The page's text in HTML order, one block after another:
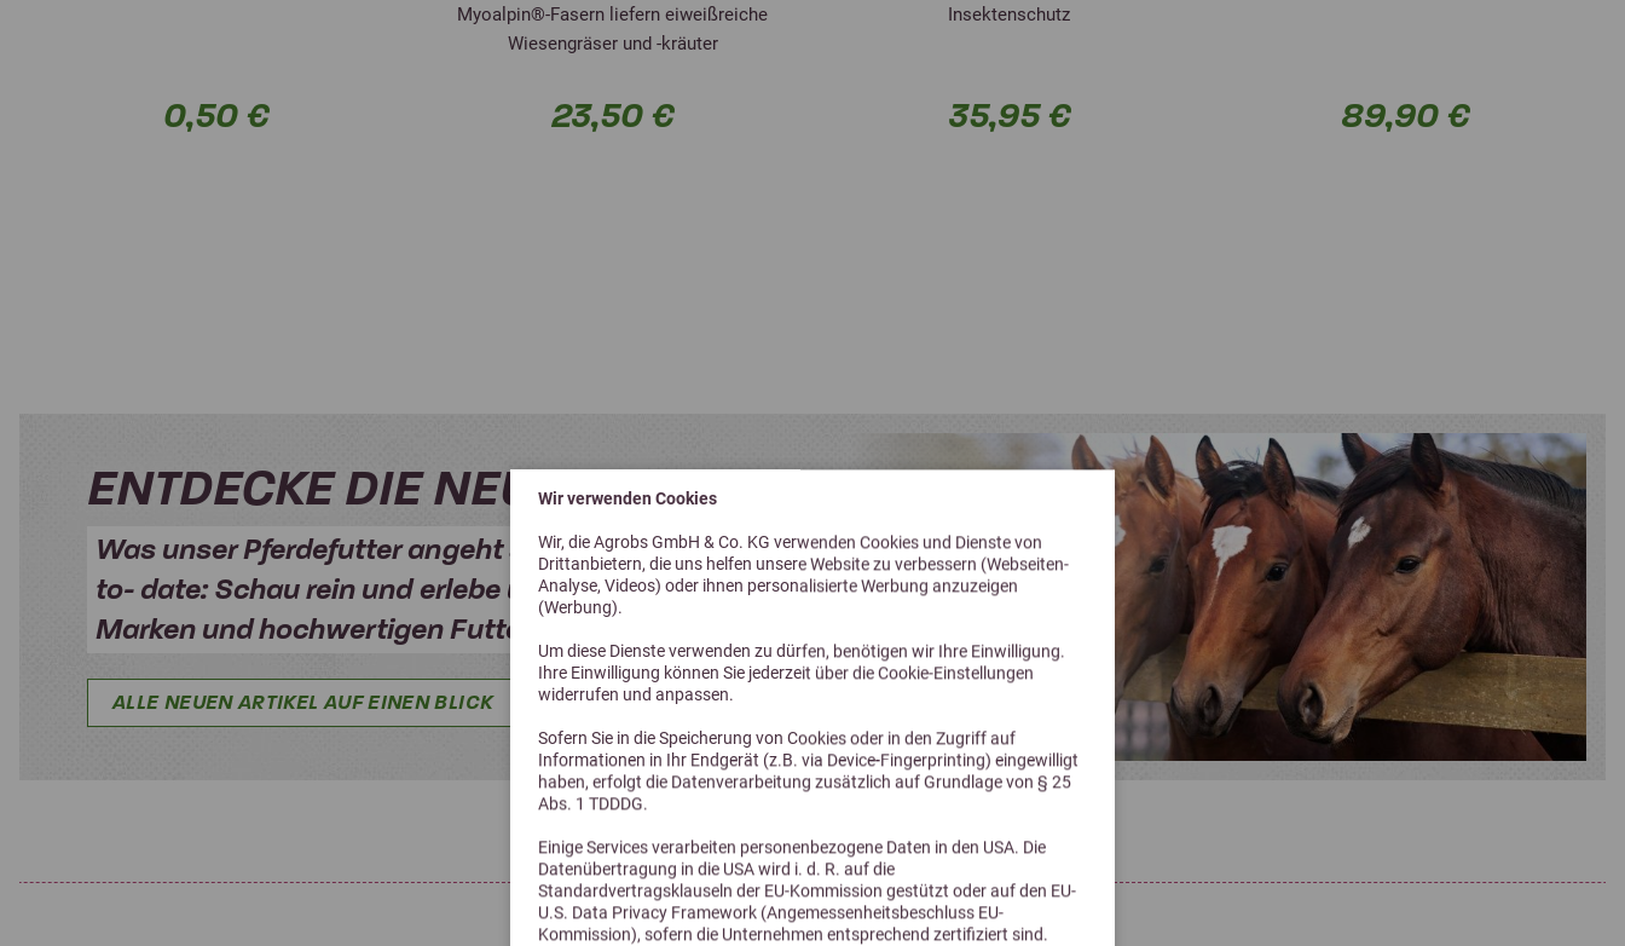
Wir verwenden Cookies
Wir, die Agrobs GmbH & Co. KG verwenden Cookies und Dienste von
Drittanbietern, die uns helfen unsere Website zu verbessern (Webseiten-
Analyse, Videos) oder ihnen personalisierte Werbung anzuzeigen
(Werbung).
Um diese Dienste verwenden zu dürfen, benötigen wir Ihre Einwilligung.
Ihre Einwilligung können Sie jederzeit über die Cookie-Einstellungen
widerrufen und anpassen.
Sofern Sie in die Speicherung von Cookies oder in den Zugriff auf
Informationen in Ihr Endgerät (z.B. via Device-Fingerprinting) eingewilligt
haben, erfolgt die Datenverarbeitung zusätzlich auf Grundlage von § 25
Abs. 1 TDDDG.
Einige Services verarbeiten personenbezogene Daten in den USA. Die
Datenübertragung in die USA wird i. d. R. auf die
Standardvertragsklauseln der EU-Kommission gestützt oder auf den EU-
U.S. Data Privacy Framework (Angemessenheitsbeschluss EU-
Kommission), sofern die Unternehmen entsprechend zertifiziert sind.
0,50 €
Myoalpin®-Fasern liefern eiweißreiche
Wiesengräser und -kräuter
23,50 €
Insektenschutz
35,95 € 89,90 €
ENTDECKE DIE NEUHEITEN
Was unser Pferdefutter angeht sind wir immer up-
to- date: Schau rein und erlebe unsere Vielfalt an
Marken und hochwertigen Futterprodukten!
ALLE NEUEN ARTIKEL AUF EINEN BLICK
Neu in unserem Sortiment